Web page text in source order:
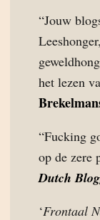
“Jouw
het lezen
“Fucking
op de zere
Dutch
‘Frontaal